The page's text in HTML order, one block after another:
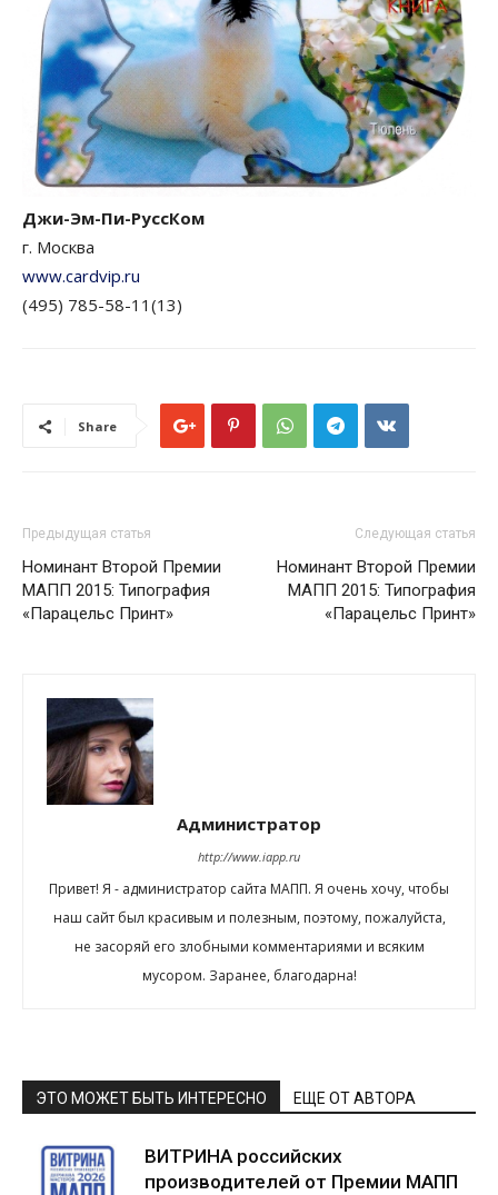
Джи-Эм-Пи-РуссКом
г. Москва
www.cardvip.ru
(495) 785-58-11(13)
Share
Предыдущая статья
Номинант Второй Премии
МАПП 2015: Типография
«Парацельс Принт»
Следующая статья
Номинант Второй Премии
МАПП 2015: Типография
«Парацельс Принт»
Администратор
http://www.iapp.ru
Привет! Я - администратор сайта МАПП. Я очень хочу, чтобы
наш сайт был красивым и полезным, поэтому, пожалуйста,
не засоряй его злобными комментариями и всяким
мусором. Заранее, благодарна!
ЭТО МОЖЕТ БЫТЬ ИНТЕРЕСНО ЕЩЕ ОТ АВТОРА
ВИТРИНА российских
производителей от Премии МАПП